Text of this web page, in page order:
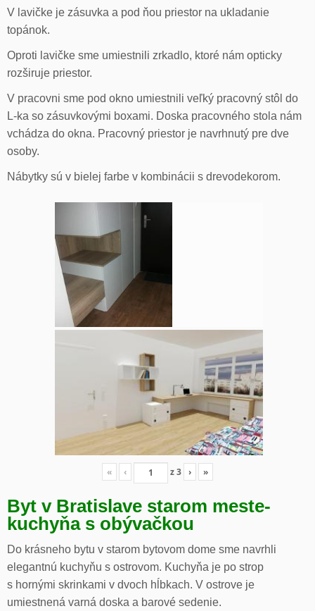
V lavičke je zásuvka a pod ňou priestor na ukladanie
topánok.
Oproti lavičke sme umiestnili zrkadlo, ktoré nám opticky
rozširuje priestor.
V pracovni sme pod okno umiestnili veľký pracovný stôl do
L-ka so zásuvkovými boxami. Doska pracovného stola nám
vchádza do okna. Pracovný priestor je navrhnutý pre dve
osoby.
Nábytky sú v bielej farbe v kombinácii s drevodekorom.
« ‹ z3 › »
Byt v Bratislave starom meste-
kuchyňa s obývačkou
Do krásneho bytu v starom bytovom dome sme navrhli
elegantnú kuchyňu s ostrovom. Kuchyňa je po strop
s hornými skrinkami v dvoch hĺbkach. V ostrove je
umiestnená varná doska a barové sedenie.